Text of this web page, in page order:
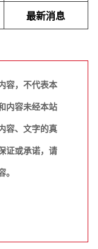
最新消息
容，不代表本
内容未经本站
容、文字的真
证或承诺，请
。